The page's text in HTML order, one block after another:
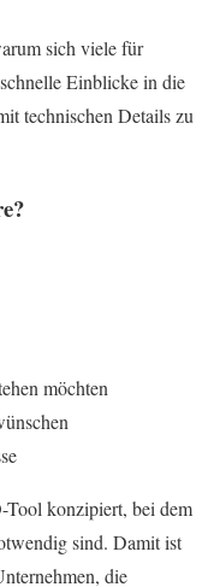
sich viele für
Einblicke in die
technischen Details zu
möchten
Tool konzipiert, bei dem
sind. Damit ist
die